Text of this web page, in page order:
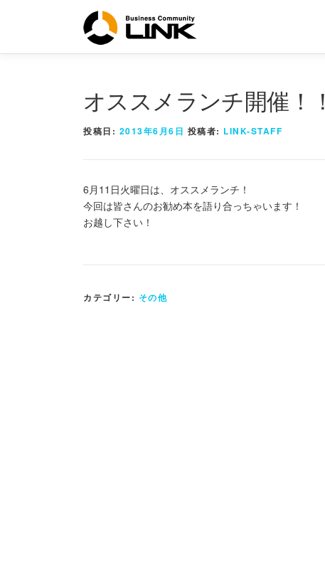
ン
オススメランチ開催！！
投稿日: 2013年6月6日 投稿者: LINK-STAFF
6月11日火曜日は、オススメランチ！
今回は皆さんのお勧め本を語り合っちゃいます！
お越し下さい！
カテゴリー: その他